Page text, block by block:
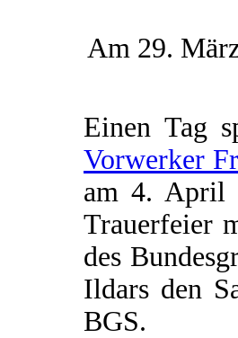
Am 29.
Einen Tag
Vorwerker
am 4. April
Trauerfeier
des
Ildars den
BGS.